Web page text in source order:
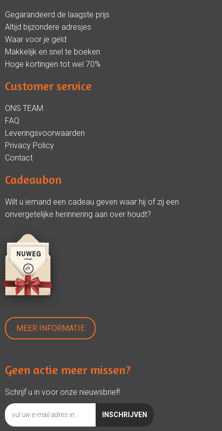
Gegarandeerd de laagste prijs
Altijd bijzondere adresjes
Waar voor je geld
Makkelijk en snel te boeken
Hoge kortingen tot wel 70%
Customer service
ONS TEAM
FAQ
Leveringsvoorwaarden
Privacy Policy
Contact
Cadeaubon
Wilt u iemand een cadeau geven waar hij of zij een
onvergetelijke herinnering aan over houdt?
MEER INFORMATIE
Geen actie meer missen?
Schrijf u in voor onze nieuwsbrief!